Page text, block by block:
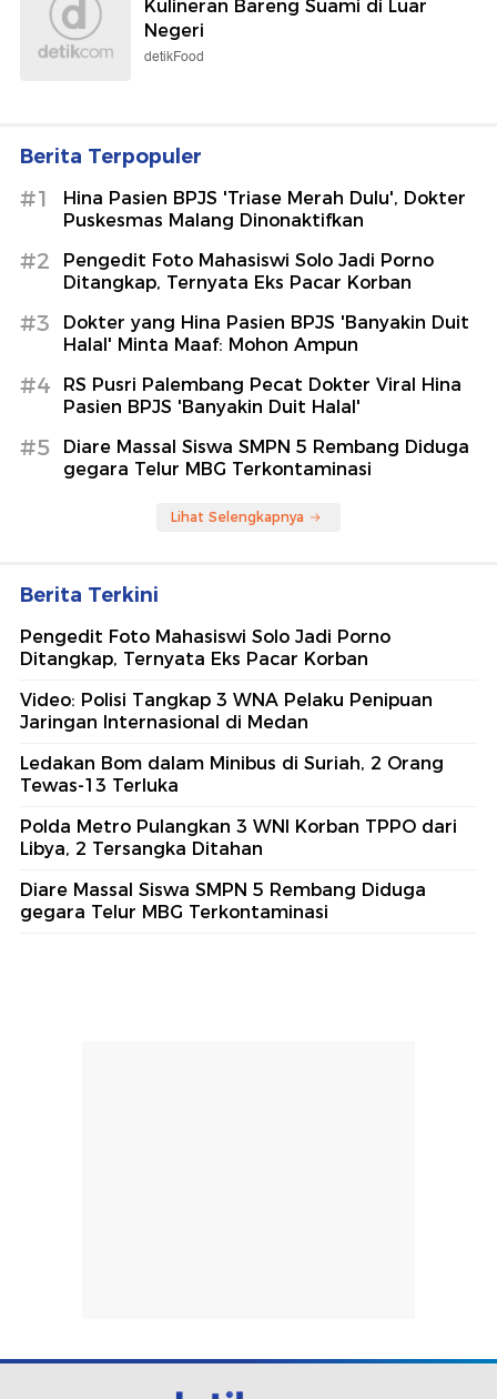
Kulineran Bareng Suami di Luar
Negeri
detikFood
Berita Terpopuler
#1
Hina Pasien BPJS 'Triase Merah Dulu', Dokter
Puskesmas Malang Dinonaktifkan
#2
Pengedit Foto Mahasiswi Solo Jadi Porno
Ditangkap, Ternyata Eks Pacar Korban
#3
Dokter yang Hina Pasien BPJS 'Banyakin Duit
Halal' Minta Maaf: Mohon Ampun
#4
RS Pusri Palembang Pecat Dokter Viral Hina
Pasien BPJS 'Banyakin Duit Halal'
#5
Diare Massal Siswa SMPN 5 Rembang Diduga
gegara Telur MBG Terkontaminasi
Lihat Selengkapnya
Berita Terkini
Pengedit Foto Mahasiswi Solo Jadi Porno
Ditangkap, Ternyata Eks Pacar Korban
Video: Polisi Tangkap 3 WNA Pelaku Penipuan
Jaringan Internasional di Medan
Ledakan Bom dalam Minibus di Suriah, 2 Orang
Tewas-13 Terluka
Polda Metro Pulangkan 3 WNI Korban TPPO dari
Libya, 2 Tersangka Ditahan
Diare Massal Siswa SMPN 5 Rembang Diduga
gegara Telur MBG Terkontaminasi